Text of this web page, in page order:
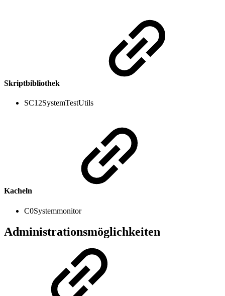
Skriptbibliothek
SC12SystemTestUtils
Kacheln
C0Systemmonitor
Administrationsmöglichkeiten